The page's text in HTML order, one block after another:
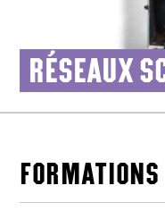
RÉSEAUX
FORMATIONS